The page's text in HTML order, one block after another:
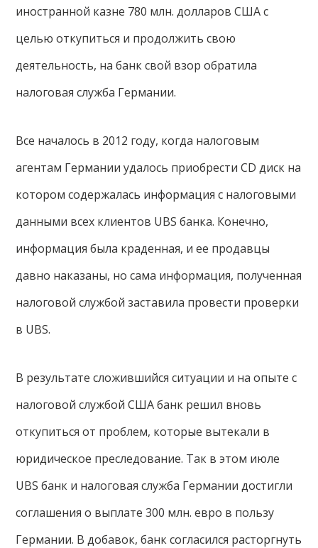
иностранной казне 780 млн. долларов США с
целью откупиться и продолжить свою
деятельность, на банк свой взор обратила
налоговая служба Германии.
Все началось в 2012 году, когда налоговым
агентам Германии удалось приобрести СD диск на
котором содержалась информация с налоговыми
данными всех клиентов UBS банка. Конечно,
информация была краденная, и ее продавцы
давно наказаны, но сама информация, полученная
налоговой службой заставила провести проверки
в UBS.
В результате сложившийся ситуации и на опыте с
налоговой службой США банк решил вновь
откупиться от проблем, которые вытекали в
юридическое преследование. Так в этом июле
UBS банк и налоговая служба Германии достигли
соглашения о выплате 300 млн. евро в пользу
Германии. В добавок, банк согласился расторгнуть